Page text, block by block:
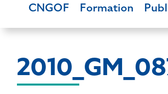
CNGOF Formation